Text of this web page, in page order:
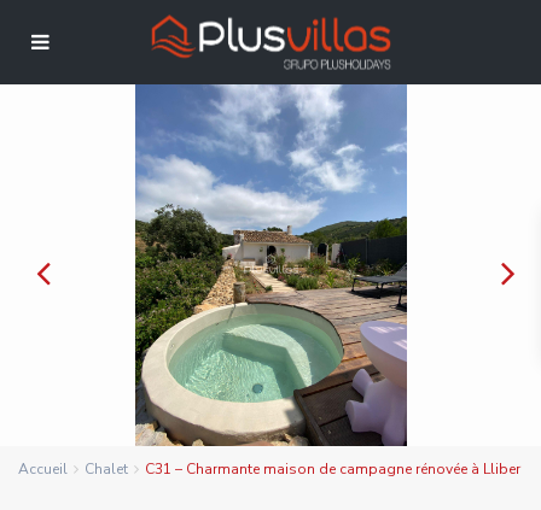
Accueil Chalet C31 – Charmante maison de campagne rénovée à Lliber